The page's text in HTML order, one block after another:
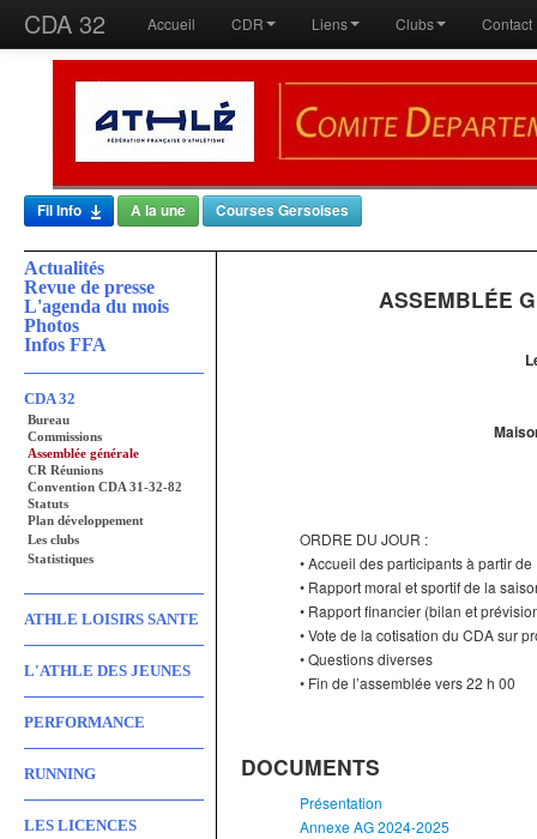
Fil Info A la une Courses Gersoises
CDA 32 Accueil CDR Liens Clubs Contact
Actualités
Revue de presse
L'agenda du mois
Photos
Infos FFA
CDA 32
Bureau
Commissions
Assemblée générale
CR Réunions
Convention CDA 31-32-82
Statuts
Plan développement
Les clubs
Statistiques
ATHLE LOISIRS SANTE
L'ATHLE DES JEUNES
PERFORMANCE
RUNNING
LES LICENCES
ASSEMBLÉE
ORDRE DU JOUR :
• Accueil des participants à partir
• Rapport moral et sportif de la
• Rapport financier (bilan et
• Vote de la cotisation du CDA sur
• Questions diverses
• Fin de l’assemblée vers 22 h 00
DOCUMENTS
Présentation
Annexe AG 2024-2025